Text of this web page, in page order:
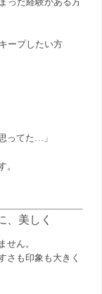
ープしたい方
ってた…」
。
、美しく
せん。
さも印象も大きく